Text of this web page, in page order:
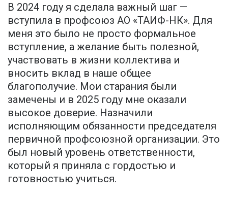
В 2024 году я сделала важный шаг —
вступила в профсоюз АО «ТАИФ-НК». Для
меня это было не просто формальное
вступление, а желание быть полезной,
участвовать в жизни коллектива и
вносить вклад в наше общее
благополучие. Мои старания были
замечены и в 2025 году мне оказали
высокое доверие. Назначили
исполняющим обязанности председателя
первичной профсоюзной организации. Это
был новый уровень ответственности,
который я приняла с гордостью и
готовностью учиться.